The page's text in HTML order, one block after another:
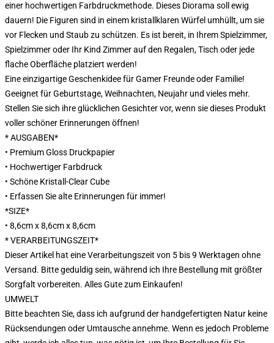
einer hochwertigen Farbdruckmethode. Dieses Diorama soll ewig
dauern! Die Figuren sind in einem kristallklaren Würfel umhüllt, um sie
vor Flecken und Staub zu schützen. Es ist bereit, in Ihrem Spielzimmer,
Spielzimmer oder Ihr Kind Zimmer auf den Regalen, Tisch oder jede
flache Oberfläche platziert werden!
Eine einzigartige Geschenkidee für Gamer Freunde oder Familie!
Geeignet für Geburtstage, Weihnachten, Neujahr und vieles mehr.
Stellen Sie sich ihre glücklichen Gesichter vor, wenn sie dieses Produkt
voller schöner Erinnerungen öffnen!
* AUSGABEN*
• Premium Gloss Druckpapier
• Hochwertiger Farbdruck
• Schöne Kristall-Clear Cube
• Erfassen Sie alte Erinnerungen für immer!
*SIZE*
• 8,6cm x 8,6cm x 8,6cm
* VERARBEITUNGSZEIT*
Dieser Artikel hat eine Verarbeitungszeit von 5 bis 9 Werktagen ohne
Versand. Bitte geduldig sein, während ich Ihre Bestellung mit größter
Sorgfalt vorbereiten. Alles Gute zum Einkaufen!
UMWELT
Bitte beachten Sie, dass ich aufgrund der handgefertigten Natur keine
Rücksendungen oder Umtausche annehme. Wenn es jedoch Probleme